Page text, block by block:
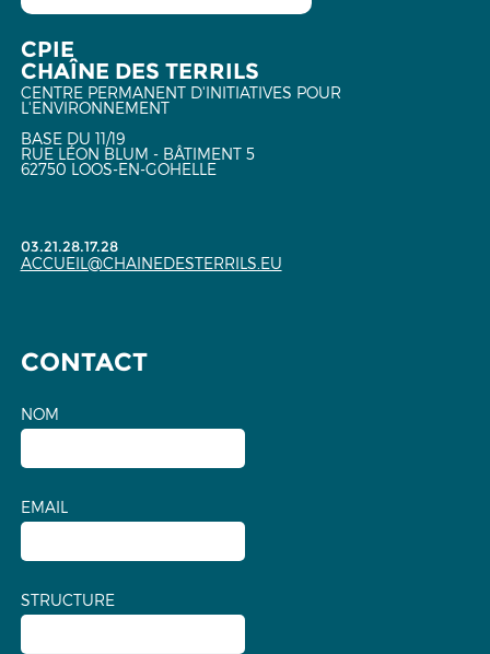
CPIE
CHAÎNE DES TERRILS
CENTRE PERMANENT D'INITIATIVES POUR
L'ENVIRONNEMENT
BASE DU 11/19
RUE LÉON BLUM - BÂTIMENT 5
62750 LOOS-EN-GOHELLE
03.21.28.17.28
ACCUEIL@CHAINEDESTERRILS.EU
CONTACT
NOM
EMAIL
STRUCTURE